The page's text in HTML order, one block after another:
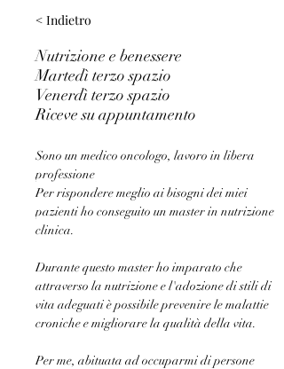
< Indietro
Nutrizione e benessere
Martedì terzo spazio
Venerdì terzo spazio
Riceve su appuntamento
Sono un medico oncologo, lavoro in libera
professione
Per rispondere meglio ai bisogni dei miei
pazienti ho conseguito un master in nutrizione
clinica.
Durante questo master ho imparato che
attraverso la nutrizione e l'adozione di stili di
vita adeguati è possibile prevenire le malattie
croniche e migliorare la qualità della vita.
Per me, abituata ad occuparmi di persone